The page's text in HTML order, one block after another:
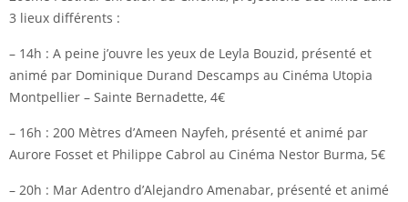
3 lieux différents :
– 14h : A peine j’ouvre les yeux de Leyla Bouzid, présenté et
animé par Dominique Durand Descamps au Cinéma Utopia
Montpellier – Sainte Bernadette, 4€
– 16h : 200 Mètres d’Ameen Nayfeh, présenté et animé par
Aurore Fosset et Philippe Cabrol au Cinéma Nestor Burma, 5€
– 20h : Mar Adentro d’Alejandro Amenabar, présenté et animé